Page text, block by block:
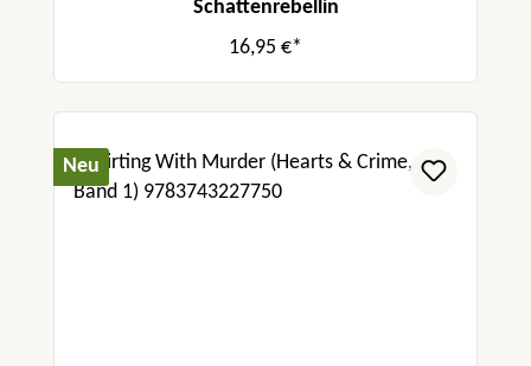
Schattenrebellin
16,95 €*
Neu